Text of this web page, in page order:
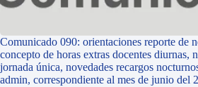
Comunicado 090: orientaciones reporte de
concepto de horas extras docentes diurnas,
jornada única, novedades recargos
admin, correspondiente al mes de junio del